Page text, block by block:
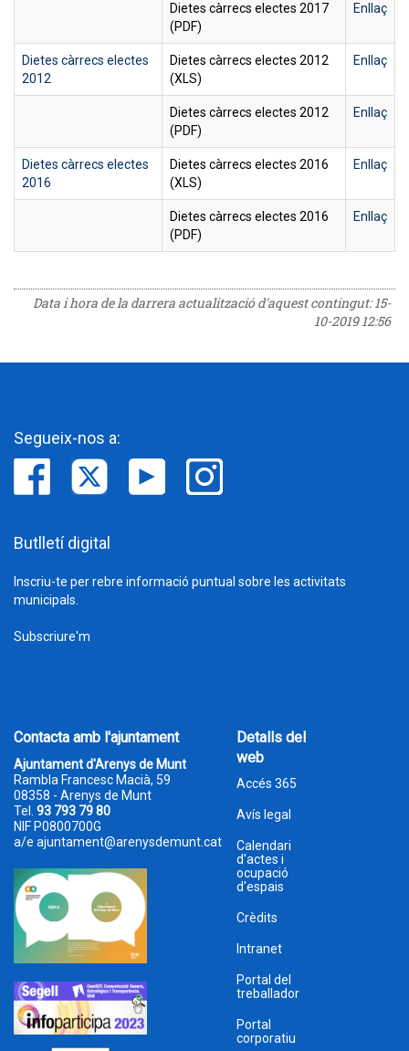
Dietes càrrecs electes 2017
(PDF)
Enllaç
Dietes càrrecs electes
2012
Dietes càrrecs electes 2012
(XLS)
Enllaç
Dietes càrrecs electes 2012
(PDF)
Enllaç
Dietes càrrecs electes
2016
Dietes càrrecs electes 2016
(XLS)
Enllaç
Dietes càrrecs electes 2016
(PDF)
Enllaç
Data i hora de la darrera actualització d'aquest contingut:15-
10-2019 12:56
Segueix-nos a:
Butlletí digital
Inscriu-te per rebre informació puntual sobre les activitats
municipals.
Subscriure'm
Contacta amb l'ajuntament
Ajuntament d'Arenys de Munt
Rambla Francesc Macià, 59
08358 - Arenys de Munt
Tel. 93 793 79 80
NIF P0800700G
a/e ajuntament@arenysdemunt.cat
Detalls del
web
Accés 365
Avís legal
Calendari
d'actes i
ocupació
d'espais
Crèdits
Intranet
Portal del
treballador
Portal
corporatiu